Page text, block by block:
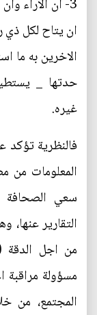
3- ان الآراء
ان يتاح لكل ذي
الاخرين به ما
حدتها _
غيره.
فالنظرية
المعلومات من
سعي الصحافة
التقارير
مسؤولة
المجتمع، من